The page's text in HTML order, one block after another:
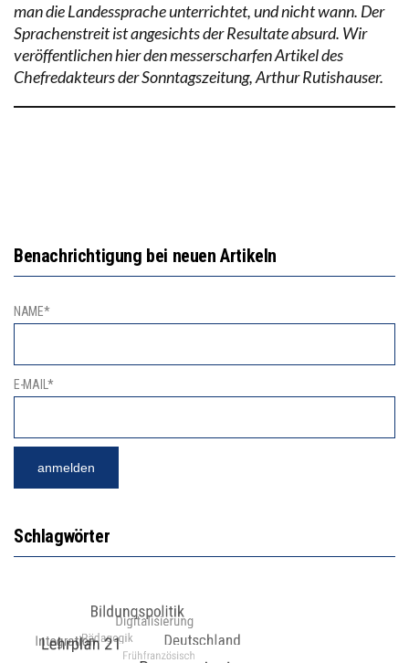
man die Landessprache unterrichtet, und nicht wann. Der
Sprachenstreit ist angesichts der Resultate absurd. Wir
veröffentlichen hier den messerscharfen Artikel des
Chefredakteurs der Sonntagszeitung, Arthur Rutishauser.
Benachrichtigung bei neuen Artikeln
NAME*
E-MAIL*
Schlagwörter